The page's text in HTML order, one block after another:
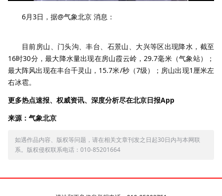
6月3日，据@气象北京 消息：
目前房山、门头沟、丰台、石景山、大兴等区出现降水，截至
16时30分，最大降水量出现在房山霞云岭，29.7毫米（气象站）；
最大阵风出现在丰台千灵山，15.7米/秒（7级）；房山出现1厘米左
右冰雹。
更多热点速报、权威资讯、深度分析尽在北京日报App
来源：气象北京
如遇作品内容、版权等问题，请在相关文章刊发之日起30日内与本网联
系。版权侵权联系电话：010-85201664